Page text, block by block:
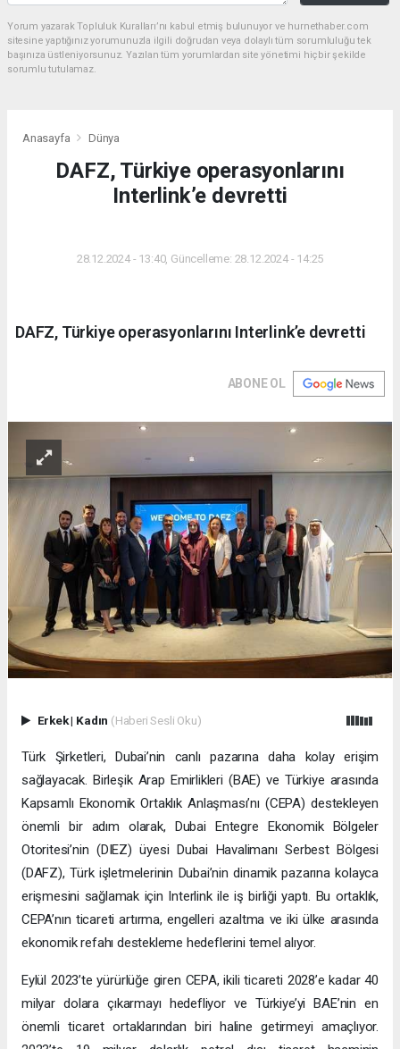
Yorum yazarak Topluluk Kuralları’nı kabul etmiş bulunuyor ve hurnethaber.com
sitesine yaptığınız yorumunuzla ilgili doğrudan veya dolaylı tüm sorumluluğu tek
başınıza üstleniyorsunuz. Yazılan tüm yorumlardan site yönetimi hiçbir şekilde
sorumlu tutulamaz.
Anasayfa Dünya
DAFZ, Türkiye operasyonlarını
Interlink’e devretti
28.12.2024 - 13:40, Güncelleme: 28.12.2024 - 14:25
DAFZ, Türkiye operasyonlarını Interlink’e devretti
ABONE OL
Erkek| Kadın (Haberi Sesli Oku)
Türk Şirketleri, Dubai’nin canlı pazarına daha kolay erişim
sağlayacak. Birleşik Arap Emirlikleri (BAE) ve Türkiye arasında
Kapsamlı Ekonomik Ortaklık Anlaşması’nı (CEPA) destekleyen
önemli bir adım olarak, Dubai Entegre Ekonomik Bölgeler
Otoritesi’nin (DIEZ) üyesi Dubai Havalimanı Serbest Bölgesi
(DAFZ), Türk işletmelerinin Dubai’nin dinamik pazarına kolayca
erişmesini sağlamak için Interlink ile iş birliği yaptı. Bu ortaklık,
CEPA’nın ticareti artırma, engelleri azaltma ve iki ülke arasında
ekonomik refahı destekleme hedeflerini temel alıyor.
Eylül 2023’te yürürlüğe giren CEPA, ikili ticareti 2028’e kadar 40
milyar dolara çıkarmayı hedefliyor ve Türkiye’yi BAE’nin en
önemli ticaret ortaklarından biri haline getirmeyi amaçlıyor.